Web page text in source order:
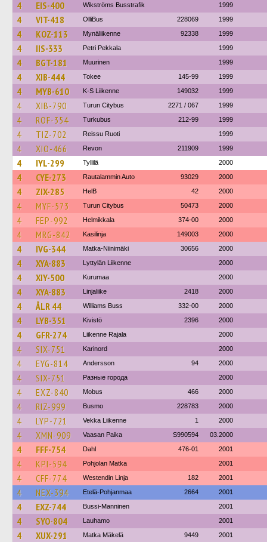
4 EIS-400 Wikströms Busstrafik 1999
4 VIT-418 OlliBus 228069 1999
4 KOZ-113 Mynäliikenne 92338 1999
4 IIS-333 Petri Pekkala 1999
4 BGT-181 Muurinen 1999
4 XIB-444 Tokee 145-99 1999
4 MYB-610 K-S Liikenne 149032 1999
4 XIB-790 Turun Citybus 2271 / 067 1999
4 ROF-354 Turkubus 212-99 1999
4 TIZ-702 Reissu Ruoti 1999
4 XIO-466 Revon 211909 1999
4 IYL-299 Tyllilä 2000
4 CYE-273 Rautalammin Auto 93029 2000
4 ZIX-285 HelB 42 2000
4 MYF-573 Turun Citybus 50473 2000
4 FEP-992 Helmikkala 374-00 2000
4 MRG-842 Kasilinja 149003 2000
4 IVG-344 Matka-Niinimäki 30656 2000
4 XYA-883 Lyttylän Liikenne 2000
4 XIY-500 Kurumaa 2000
4 XYA-883 Linjaliike 2418 2000
4 ÅLR 44 Williams Buss 332-00 2000
4 LYB-351 Kivistö 2396 2000
4 GFR-274 Liikenne Rajala 2000
4 SIX-751 Karinord 2000
4 EYG-814 Andersson 94 2000
4 SIX-751 Разные города 2000
4 EXZ-840 Mobus 466 2000
4 RIZ-999 Busmo 228783 2000
4 LYP-721 Vekka Liikenne 1 2000
4 XMN-909 Vaasan Paika S990594 03.2000
4 FFF-754 Dahl 476-01 2001
4 KPI-594 Pohjolan Matka 2001
4 CFF-774 Westendin Linja 182 2001
4 NEX-394 Etelä-Pohjanmaa 2664 2001
4 EXZ-744 Bussi-Manninen 2001
4 SYO-804 Lauhamo 2001
4 XUX-291 Matka Mäkelä 9449 2001